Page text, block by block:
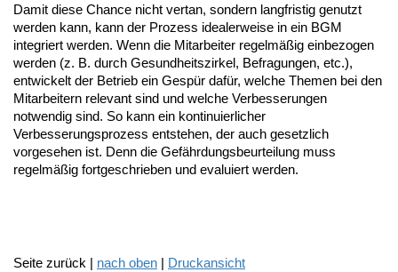
Damit diese Chance nicht vertan, sondern langfristig genutzt
werden kann, kann der Prozess idealerweise in ein BGM
integriert werden. Wenn die Mitarbeiter regelmäßig einbezogen
werden (z. B. durch Gesundheitszirkel, Befragungen, etc.),
entwickelt der Betrieb ein Gespür dafür, welche Themen bei den
Mitarbeitern relevant sind und welche Verbesserungen
notwendig sind. So kann ein kontinuierlicher
Verbesserungsprozess entstehen, der auch gesetzlich
vorgesehen ist. Denn die Gefährdungsbeurteilung muss
regelmäßig fortgeschrieben und evaluiert werden.
Seite zurück | nach oben | Druckansicht